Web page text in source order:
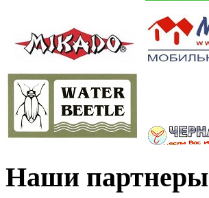
Наши партнеры